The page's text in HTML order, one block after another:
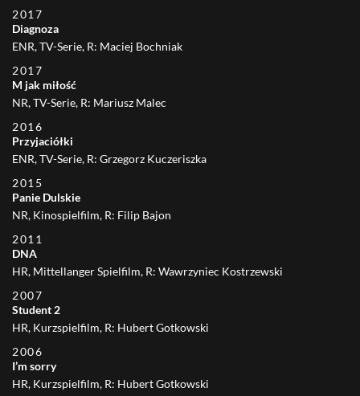
2017
Diagnoza
ENR, TV-Serie, R: Maciej Bochniak
2017
M jak miłość
NR, TV-Serie, R: Mariusz Malec
2016
Przyjaciółki
ENR, TV-Serie, R: Grzegorz Kuczeriszka
2015
Panie Dulskie
NR, Kinospielfilm, R: Filip Bajon
2011
DNA
HR, Mittellanger Spielfilm, R: Wawrzyniec Kostrzewski
2007
Student 2
HR, Kurzspielfilm, R: Hubert Gotkowski
2006
I’m sorry
HR, Kurzspielfilm, R: Hubert Gotkowski